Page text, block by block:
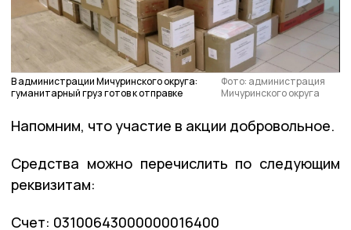
В администрации Мичуринского округа:
гуманитарный груз готов к отправке
Фото: администрация
Мичуринского округа
Напомним, что участие в акции добровольное.
Средства можно перечислить по следующим
реквизитам:
Счет: 03100643000000016400